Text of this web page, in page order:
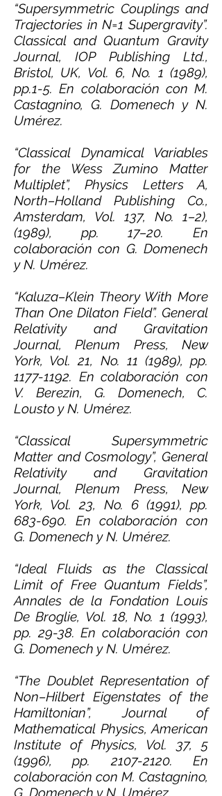
“Supersymmetric Couplings and
Trajectories in N=1 Supergravity”.
Classical and Quantum Gravity
Journal, IOP Publishing Ltd.,
Bristol, UK, Vol. 6, No. 1 (1989),
pp.1-5. En colaboración con M.
Castagnino, G. Domenech y N.
Umérez.
“Classical Dynamical Variables
for the Wess Zumino Matter
Multiplet”, Physics Letters A,
North–Holland Publishing Co.,
Amsterdam, Vol. 137, No. 1–2),
(1989), pp. 17–20. En
colaboración con G. Domenech
y N. Umérez.
“Kaluza–Klein Theory With More
Than One Dilaton Field”. General
Relativity and Gravitation
Journal, Plenum Press, New
York, Vol. 21, No. 11 (1989), pp.
1177-1192. En colaboración con
V. Berezin, G. Domenech, C.
Lousto y N. Umérez.
“Classical Supersymmetric
Matter and Cosmology”, General
Relativity and Gravitation
Journal, Plenum Press, New
York, Vol. 23, No. 6 (1991), pp.
683-690. En colaboración con
G. Domenech y N. Umérez.
“Ideal Fluids as the Classical
Limit of Free Quantum Fields”,
Annales de la Fondation Louis
De Broglie, Vol. 18, No. 1 (1993),
pp. 29-38. En colaboración con
G. Domenech y N. Umérez.
“The Doublet Representation of
Non–Hilbert Eigenstates of the
Hamiltonian”, Journal of
Mathematical Physics, American
Institute of Physics, Vol. 37, 5
(1996), pp. 2107-2120. En
colaboración con M. Castagnino,
G. Domenech y N. Umérez.